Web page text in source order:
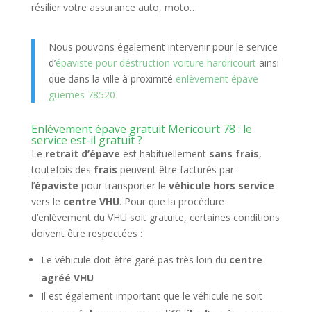
résilier votre assurance auto, moto…
Nous pouvons également intervenir pour le service
d’épaviste pour déstruction voiture hardricourtainsi
que dans la ville à proximité enlèvement épave
guernes 78520
Enlèvement épave gratuit Mericourt 78 : le
service est-il gratuit ?
Le retrait d’épave est habituellement sans frais,
toutefois des frais peuvent être facturés par
l’épaviste pour transporter le véhicule hors service
vers le centre VHU. Pour que la procédure
d’enlèvement du VHU soit gratuite, certaines conditions
doivent être respectées :
Le véhicule doit être garé pas très loin du centre
agréé VHU
Il est également important que le véhicule ne soit